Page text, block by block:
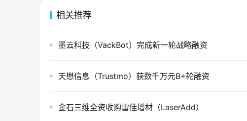
相关推荐
墨云科技（VackBot）完成新一轮战略融资
天懋信息（Trustmo）获数千万元B+轮融资
金石三维全资收购雷佳增材（LaserAdd）